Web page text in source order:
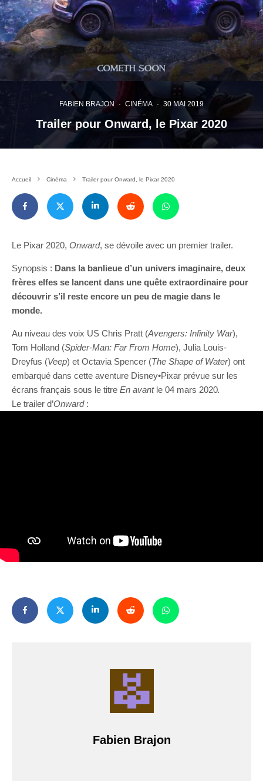
FABIEN BRAJON · CINÉMA · 30 MAI 2019
Trailer pour Onward, le Pixar 2020
Accueil Cinéma Trailer pour Onward, le Pixar 2020
Le Pixar 2020, Onward, se dévoile avec un premier trailer.
Synopsis : Dans la banlieue d’un univers imaginaire, deux
frères elfes se lancent dans une quête extraordinaire pour
découvrir s’il reste encore un peu de magie dans le
monde.
Au niveau des voix US Chris Pratt (Avengers: Infinity War),
Tom Holland (Spider-Man: Far From Home), Julia Louis-
Dreyfus (Veep) et Octavia Spencer (The Shape of Water) ont
embarqué dans cette aventure Disney•Pixar prévue sur les
écrans français sous le titre En avantle 04 mars 2020.
Le trailer d’Onward:
Fabien Brajon